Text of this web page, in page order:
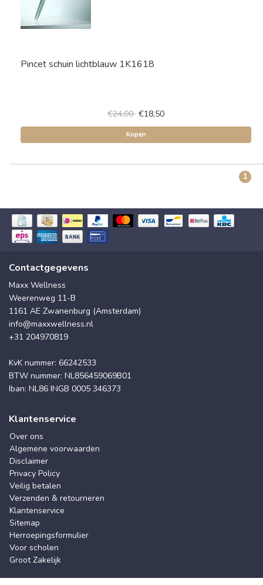
Pincet schuin lichtblauw 1K1618
€24,00 €18,50
Kopen
1
Contactgegevens
Maxx Wellness
Weerenweg 11-B
1161 AE Zwanenburg (Amsterdam)
info@maxxwellness.nl
+31 204970819
KvK nummer: 66242533
BTW nummer: NL856459069B01
Iban: NL86 INGB 0005 346373
Klantenservice
Over ons
Algemene voorwaarden
Disclaimer
Privacy Policy
Veilig betalen
Verzenden & retourneren
Klantenservice
Sitemap
Herroepingsformulier
Voor scholen
Groot Zakelijk